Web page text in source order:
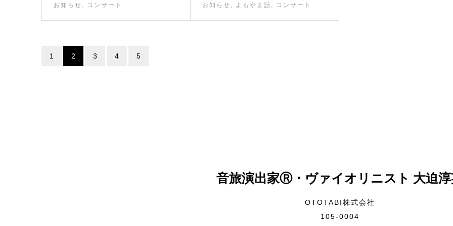
お知らせ コンサート お知らせ よもやま話 コンサート
1 2 3 4 5
音旅演出家Ⓡ・ヴァイオリニスト 大迫淳
OTOTABI株式会社
105-0004